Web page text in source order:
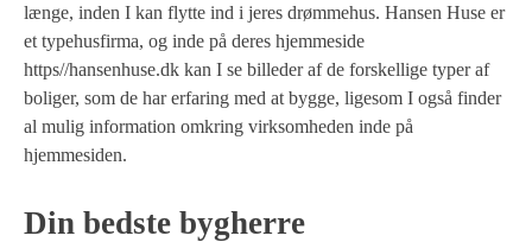
længe, inden I kan flytte ind i jeres drømmehus. Hansen Huse er
et typehusfirma, og inde på deres hjemmeside
https//hansenhuse.dk kan I se billeder af de forskellige typer af
boliger, som de har erfaring med at bygge, ligesom I også finder
al mulig information omkring virksomheden inde på
hjemmesiden.
Din bedste bygherre